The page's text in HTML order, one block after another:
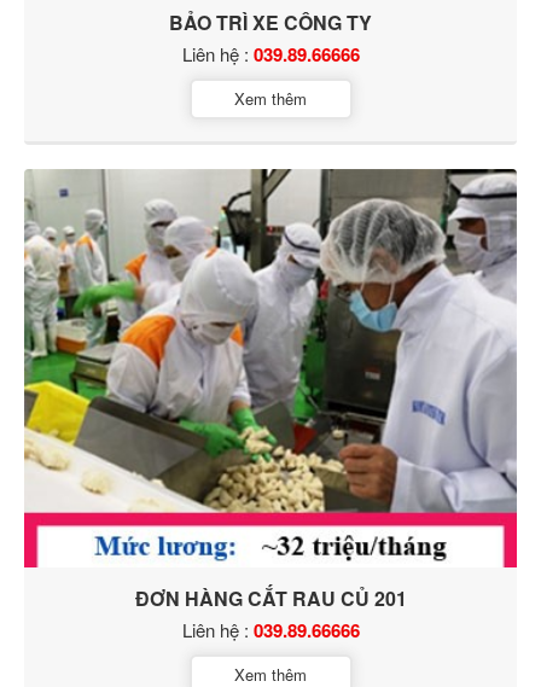
BẢO TRÌ XE CÔNG TY
Liên hệ : 039.89.66666
Xem thêm
ĐƠN HÀNG CẮT RAU CỦ 201
Liên hệ : 039.89.66666
Xem thêm